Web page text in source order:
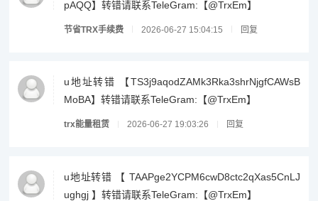
pAQQ】转错请联系TeleGram:【@TrxEm】
节省TRX手续费 2026-06-27 15:04:15 回复
u地址转错 【TS3j9aqodZAMk3Rka3shrNjgfCAWsB
MoBA】转错请联系TeleGram:【@TrxEm】
trx能量租赁 2026-06-27 19:03:26 回复
u地址转错 【 TAAPge2YCPM6cwD8ctc2qXas5CnLJ
ughgj 】转错请联系TeleGram:【@TrxEm】